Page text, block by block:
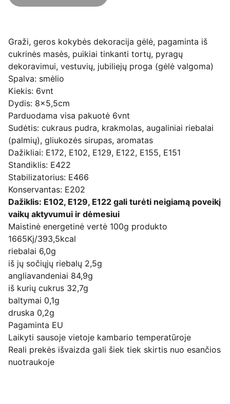
Graži, geros kokybės dekoracija gėlė, pagaminta iš
cukrinės masės, puikiai tinkanti tortų, pyragų
dekoravimui, vestuvių, jubiliejų proga (gėlė valgoma)
Spalva: smėlio
Kiekis: 6vnt
Dydis: 8x5,5cm
Parduodama visa pakuotė 6vnt
Sudėtis: cukraus pudra, krakmolas, augaliniai riebalai
(palmių), gliukozės sirupas, aromatas
Dažikliai: E172, E102, E129, E122, E155, E151
Standiklis: E422
Stabilizatorius: E466
Konservantas: E202
Dažiklis: E102, E129, E122 gali turėti neigiamą poveikį
vaikų aktyvumui ir dėmesiui
Maistinė energetinė vertė 100g produkto
1665Kj/393,5kcal
riebalai 6,0g
iš jų sočiųjų riebalų 2,5g
angliavandeniai 84,9g
iš kurių cukrus 32,7g
baltymai 0,1g
druska 0,2g
Pagaminta EU
Laikyti sausoje vietoje kambario temperatūroje
Reali prekės išvaizda gali šiek tiek skirtis nuo esančios
nuotraukoje